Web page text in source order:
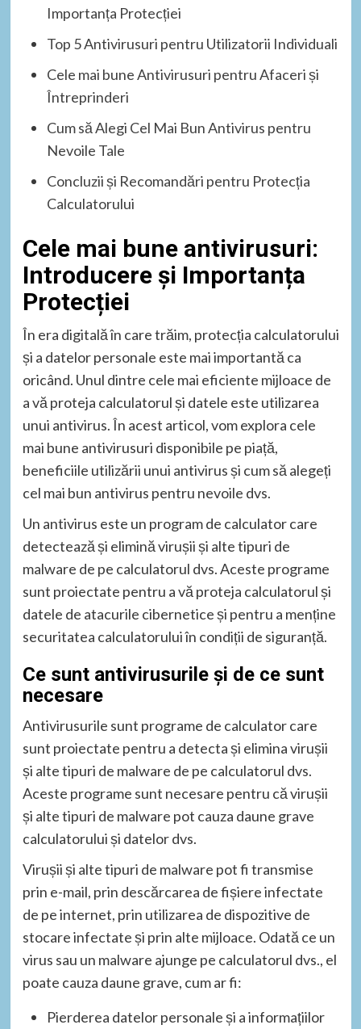
Importanța Protecției
Top 5 Antivirusuri pentru Utilizatorii Individuali
Cele mai bune Antivirusuri pentru Afaceri și
Întreprinderi
Cum să Alegi Cel Mai Bun Antivirus pentru
Nevoile Tale
Concluzii și Recomandări pentru Protecția
Calculatorului
Cele mai bune antivirusuri:
Introducere și Importanța
Protecției
În era digitală în care trăim, protecția calculatorului
și a datelor personale este mai importantă ca
oricând. Unul dintre cele mai eficiente mijloace de
a vă proteja calculatorul și datele este utilizarea
unui antivirus. În acest articol, vom explora cele
mai bune antivirusuri disponibile pe piață,
beneficiile utilizării unui antivirus și cum să alegeți
cel mai bun antivirus pentru nevoile dvs.
Un antivirus este un program de calculator care
detectează și elimină virușii și alte tipuri de
malware de pe calculatorul dvs. Aceste programe
sunt proiectate pentru a vă proteja calculatorul și
datele de atacurile cibernetice și pentru a menține
securitatea calculatorului în condiții de siguranță.
Ce sunt antivirusurile și de ce sunt
necesare
Antivirusurile sunt programe de calculator care
sunt proiectate pentru a detecta și elimina virușii
și alte tipuri de malware de pe calculatorul dvs.
Aceste programe sunt necesare pentru că virușii
și alte tipuri de malware pot cauza daune grave
calculatorului și datelor dvs.
Virușii și alte tipuri de malware pot fi transmise
prin e-mail, prin descărcarea de fișiere infectate
de pe internet, prin utilizarea de dispozitive de
stocare infectate și prin alte mijloace. Odată ce un
virus sau un malware ajunge pe calculatorul dvs., el
poate cauza daune grave, cum ar fi:
Pierderea datelor personale și a informațiilor